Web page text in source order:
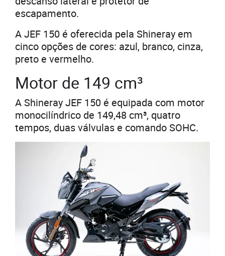
escapamento.
A JEF 150 é oferecida pela Shineray em
cinco opções de cores: azul, branco, cinza,
preto e vermelho.
Motor de 149 cm³
A Shineray JEF 150 é equipada com motor
monocilíndrico de 149,48 cm³, quatro
tempos, duas válvulas e comando SOHC.